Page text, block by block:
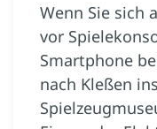
Wenn Sie sich
vor
Smartphone
nach Kleßen